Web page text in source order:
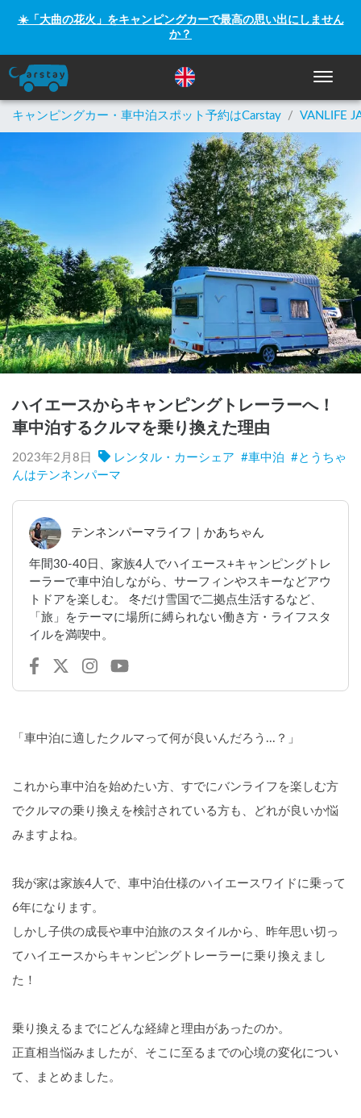
☀️「大曲の花火」をキャンピングカーで最高の思い出にしません
か？
ナビゲ
キャンピングカー・車中泊スポット予約はCarstay / VANLIFE
ハイエースからキャンピングトレーラーへ！
車中泊するクルマを乗り換えた理由
2023年2月8日 レンタル・カーシェア #車中泊 #とうちゃ
んはテンネンパーマ
テンネンパーマライフ｜かあちゃん
年間30-40日、家族4人でハイエース+キャンピングトレ
ーラーで車中泊しながら、サーフィンやスキーなどアウ
トドアを楽しむ。 冬だけ雪国で二拠点生活するなど、
「旅」をテーマに場所に縛られない働き方・ライフスタ
イルを満喫中。
「車中泊に適したクルマって何が良いんだろう...？」
これから車中泊を始めたい方、すでにバンライフを楽しむ方
でクルマの乗り換えを検討されている方も、どれが良いか悩
みますよね。
我が家は家族4人で、車中泊仕様のハイエースワイドに乗って
6年になります。
しかし子供の成長や車中泊旅のスタイルから、昨年思い切っ
てハイエースからキャンピングトレーラーに乗り換えまし
た！
乗り換えるまでにどんな経緯と理由があったのか。
正直相当悩みましたが、そこに至るまでの心境の変化につい
て、まとめました。